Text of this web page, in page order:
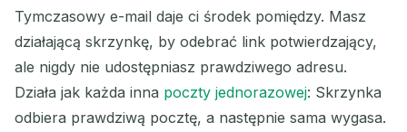
Odśwież
Następne odświeżenie za15sekund
Tymczasowy e-mail daje ci środek pomiędzy. Masz
działającą skrzynkę, by odebrać link potwierdzający,
ale nigdy nie udostępniasz prawdziwego adresu.
Działa jak każda inna poczty jednorazowej: Skrzynka
odbiera prawdziwą pocztę, a następnie sama wygasa.